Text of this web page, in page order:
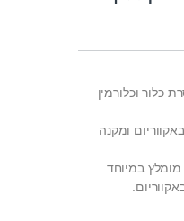
כלור וכלורמין
ומקנה
במיוחד